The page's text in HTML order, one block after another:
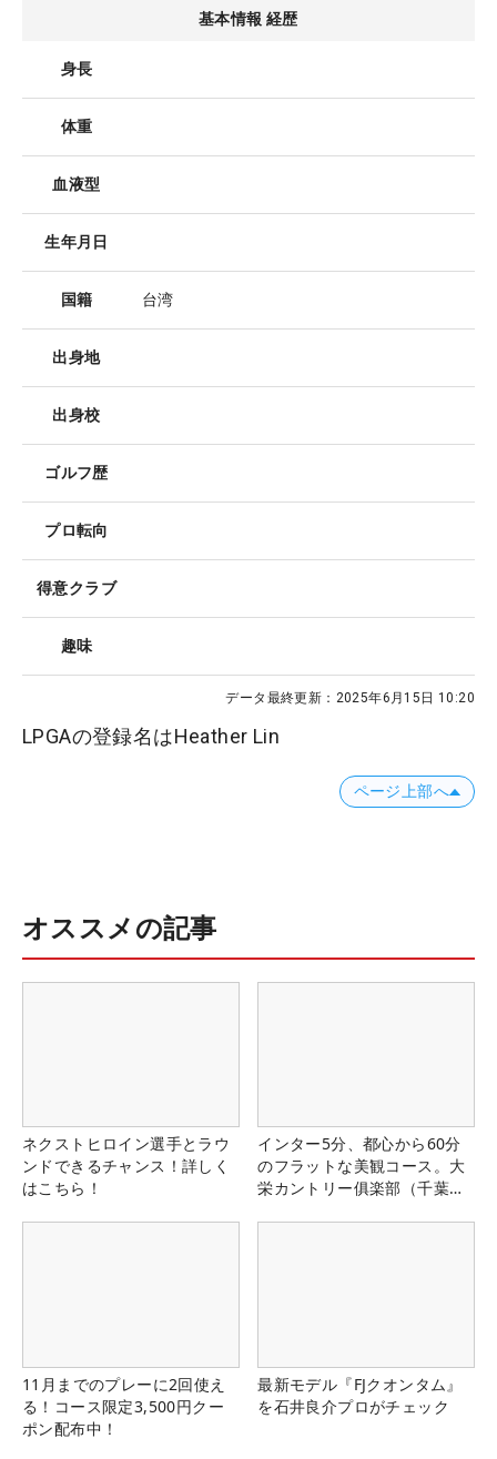
基本情報 経歴
身長
体重
血液型
生年月日
国籍 台湾
出身地
出身校
ゴルフ歴
プロ転向
得意クラブ
趣味
データ最終更新： 2025年6月15日 10:20
LPGAの登録名はHeather Lin
ページ上部へ
オススメの記事
ネクストヒロイン選手とラウ
ンドできるチャンス！詳しく
はこちら！
インター5分、都心から60分
のフラットな美観コース。大
栄カントリー俱楽部（千葉
11月までのプレーに2回使え
る！コース限定3,500円クー
ポン配布中！
最新モデル『FJクオンタム』
を石井良介プロがチェック